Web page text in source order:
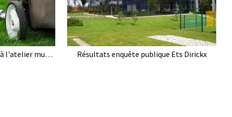
Tonte de pelouse à déposer à l'atelier municipal Résultats enquête publique Ets Dirickx